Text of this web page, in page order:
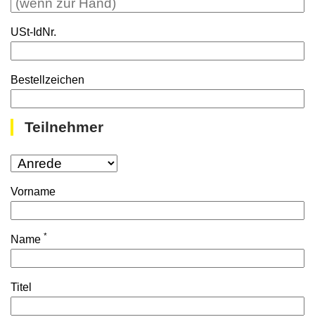
USt-IdNr.
Bestellzeichen
Teilnehmer
Vorname
Name *
Titel